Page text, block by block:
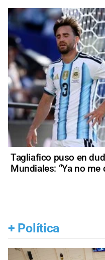
Tagliafico puso en
Mundiales: “Ya no me
+ Política